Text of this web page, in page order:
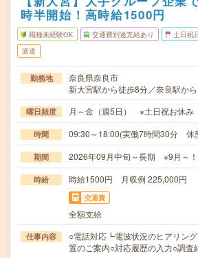
時半開始！高時給1500円
職種未経験OK 交通費別途支給あり 土日祝
派遣
勤務地
奈良県奈良市
新大宮駅から徒歩8分／奈良駅か
曜日頻度 月～金（週5日） ※土日祝お休み
時間 09:30～18:00(実働7時間30分 休
期間 2026年09月中旬～長期 ※9月～！
時給 時給1500円 月収例 225,000円
交通費
全額支給
仕事内容
○電話対応┗電波状況のヒアリン
置のご案内○対応履歴の入力○調